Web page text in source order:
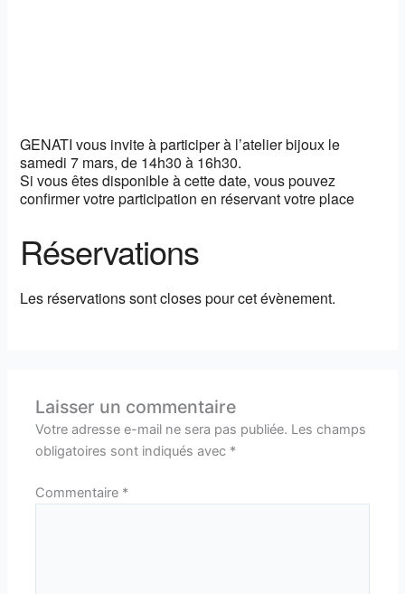
GENATI vous invite à participer à l’atelier bijoux le
samedi 7 mars, de 14h30 à 16h30.
Si vous êtes disponible à cette date, vous pouvez
confirmer votre participation en réservant votre place
Réservations
Les réservations sont closes pour cet évènement.
Laisser un commentaire
Votre adresse e-mail ne sera pas publiée. Les champs
obligatoires sont indiqués avec *
Commentaire *